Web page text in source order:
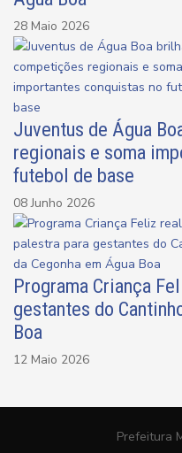
28 Maio 2026
Juventus de Água
regionais e soma
futebol de base
08 Junho 2026
Programa Criança
gestantes do
Boa
12 Maio 2026
Prefeitura